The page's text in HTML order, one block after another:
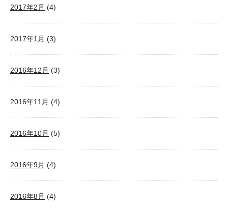
2017年2月 (4)
2017年1月 (3)
2016年12月 (3)
2016年11月 (4)
2016年10月 (5)
2016年9月 (4)
2016年8月 (4)